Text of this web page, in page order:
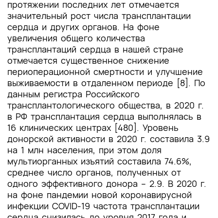
протяжении последних лет отмечается
значительный рост числа трансплантации
сердца и других органов. На фоне
увеличения общего количества
трансплантаций сердца в нашей стране
отмечается существенное снижение
периоперационной смертности и улучшение
выживаемости в отдаленном периоде [8]. По
данным регистра Российского
трансплантологического общества, в 2020 г.
в РФ трансплантация сердца выполнялась в
16 клинических центрах [480]. Уровень
донорской активности в 2020 г. составила 3.9
на 1 млн населения, при этом доля
мультиорганных изъятий составила 74.6%,
среднее число органов, полученных от
одного эффективного донора – 2.9. В 2020 г.
на фоне пандемии новой коронавирусной
инфекции COVID-19 частота трансплантации